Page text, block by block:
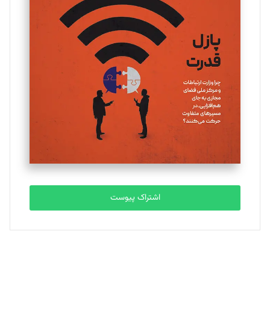
یسنا امان‌پور
تحریریه
ملینا جعفری
تحریریه
مصطفی مسجدی آرانی
تحریریه
بابک نقاش
تحریریه
اشتراک پیوست